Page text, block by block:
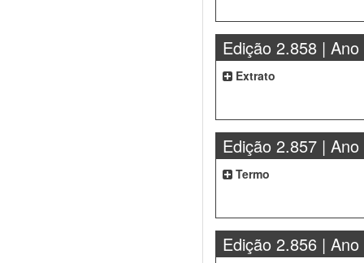
Edição 2.858 | Ano
Extrato
Edição 2.857 | Ano
Termo
Edição 2.856 | Ano